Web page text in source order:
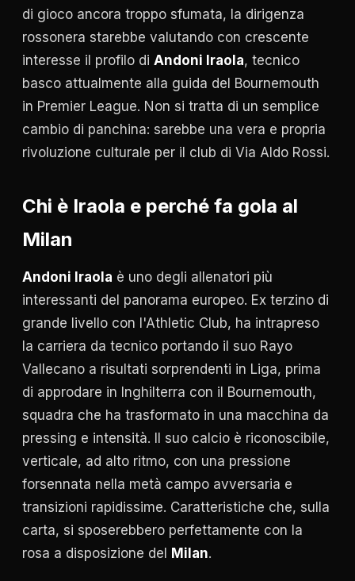
di gioco ancora troppo sfumata, la dirigenza
rossonera starebbe valutando con crescente
interesse il profilo di Andoni Iraola, tecnico
basco attualmente alla guida del Bournemouth
in Premier League. Non si tratta di un semplice
cambio di panchina: sarebbe una vera e propria
rivoluzione culturale per il club di Via Aldo Rossi.
Chi è Iraola e perché fa gola al
Milan
Andoni Iraola è uno degli allenatori più
interessanti del panorama europeo. Ex terzino di
grande livello con l'Athletic Club, ha intrapreso
la carriera da tecnico portando il suo Rayo
Vallecano a risultati sorprendenti in Liga, prima
di approdare in Inghilterra con il Bournemouth,
squadra che ha trasformato in una macchina da
pressing e intensità. Il suo calcio è riconoscibile,
verticale, ad alto ritmo, con una pressione
forsennata nella metà campo avversaria e
transizioni rapidissime. Caratteristiche che, sulla
carta, si sposerebbero perfettamente con la
rosa a disposizione del
Milan.